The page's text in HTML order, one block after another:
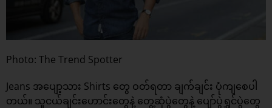
Photo: The Trend Spotter
Jeans အပျော့သား Shirts တွေ ဝတ်ရတာ ချက်ချင်း ပုံကျစေပါ
တယ်။ သူငယ်ချင်းဟောင်းတွေနဲ့ တွေ့ဆုံပွဲတွေနဲ့ ပျော်ပွဲရွှင်ပွဲတွေ